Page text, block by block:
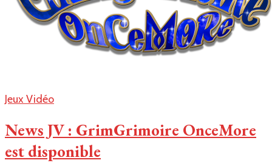
Jeux Vidéo
News JV : GrimGrimoire OnceMore
est disponible